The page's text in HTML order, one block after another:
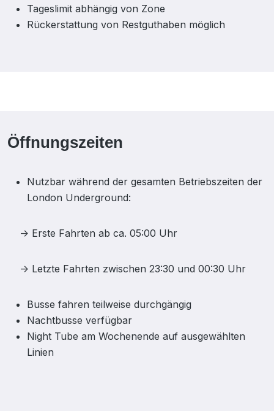
Tageslimit abhängig von Zone
Rückerstattung von Restguthaben möglich
Öffnungszeiten
Nutzbar während der gesamten Betriebszeiten der
London Underground:
-> Erste Fahrten ab ca. 05:00 Uhr
-> Letzte Fahrten zwischen 23:30 und 00:30 Uhr
Busse fahren teilweise durchgängig
Nachtbusse verfügbar
Night Tube am Wochenende auf ausgewählten
Linien